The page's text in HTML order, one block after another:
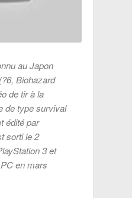
au Japon
Biohazard
de tir à la
de type survival
édité par
sorti le 2
3 et
en mars